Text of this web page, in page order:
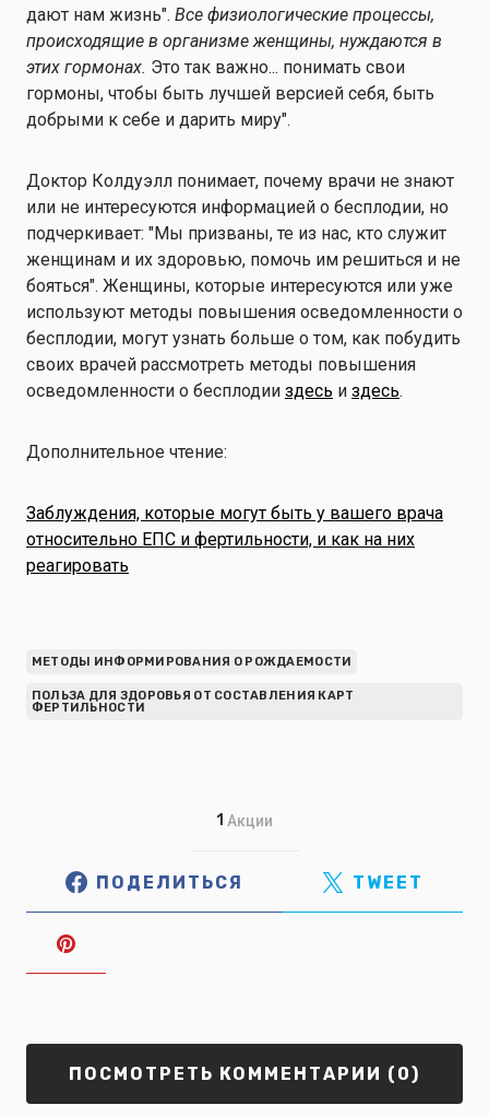
дают нам жизнь". Все физиологические процессы,
происходящие в организме женщины, нуждаются в
этих гормонах. Это так важно... понимать свои
гормоны, чтобы быть лучшей версией себя, быть
добрыми к себе и дарить миру".
Доктор Колдуэлл понимает, почему врачи не знают
или не интересуются информацией о бесплодии, но
подчеркивает: "Мы призваны, те из нас, кто служит
женщинам и их здоровью, помочь им решиться и не
бояться". Женщины, которые интересуются или уже
используют методы повышения осведомленности о
бесплодии, могут узнать больше о том, как побудить
своих врачей рассмотреть методы повышения
осведомленности о бесплодии здесь и здесь.
Дополнительное чтение:
Заблуждения, которые могут быть у вашего врача
относительно ЕПС и фертильности, и как на них
реагировать
МЕТОДЫ ИНФОРМИРОВАНИЯ О РОЖДАЕМОСТИ
ПОЛЬЗА ДЛЯ ЗДОРОВЬЯ ОТ СОСТАВЛЕНИЯ КАРТ
ФЕРТИЛЬНОСТИ
1 Акции
ПОДЕЛИТЬСЯ TWEET
ПОСМОТРЕТЬ КОММЕНТАРИИ (0)